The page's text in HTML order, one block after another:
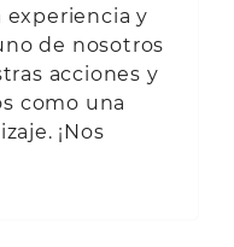
experiencia y
de nosotros
acciones y
como una
¡Nos